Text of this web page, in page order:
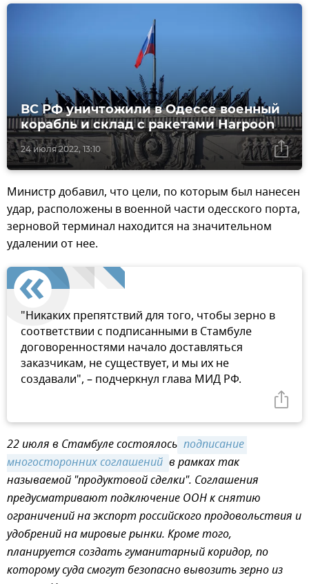
24 июля 2022, 13:10
ВС РФ уничтожили в Одессе военный
корабль и склад с ракетами Harpoon
Министр добавил, что цели, по которым был нанесен
удар, расположены в военной части одесского порта,
зерновой терминал находится на значительном
удалении от нее.
"Никаких препятствий для того, чтобы зерно в
соответствии с подписанными в Стамбуле
договоренностями начало доставляться
заказчикам, не существует, и мы их не
создавали", – подчеркнул глава МИД РФ.
22 июля в Стамбуле состоялось подписание
многосторонних соглашений в рамках так
называемой "продуктовой сделки". Соглашения
предусматривают подключение ООН к снятию
ограничений на экспорт российского продовольствия и
удобрений на мировые рынки. Кроме того,
планируется создать гуманитарный коридор, по
которому суда смогут безопасно вывозить зерно из